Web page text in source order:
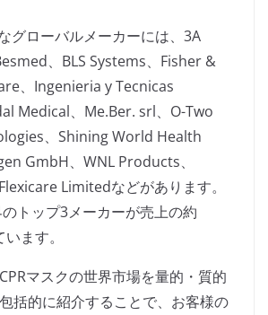
グローバルメーカーには、3A
、BLS Systems、Fisher &
、Ingenieria y Tecnicas
Medical、Me.Ber. srl、O-Two
、Shining World Health
GmbH、WNL Products、
Limitedなどがあります。
トップ3メーカーが売上の約
ます。
マスクの世界市場を量的・質的
括的に紹介することで、お客様の